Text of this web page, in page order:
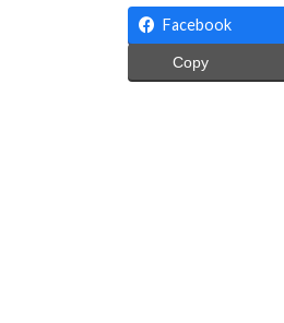
Facebook
Copy